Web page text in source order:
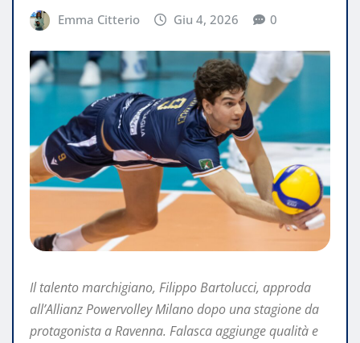
Emma Citterio Giu 4, 2026 0
Il talento marchigiano, Filippo Bartolucci, approda
all’Allianz Powervolley Milano dopo una stagione da
protagonista a Ravenna. Falasca aggiunge qualità e